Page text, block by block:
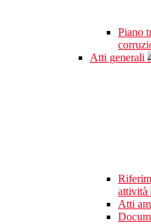
Piano
Atti generali
attività
Atti